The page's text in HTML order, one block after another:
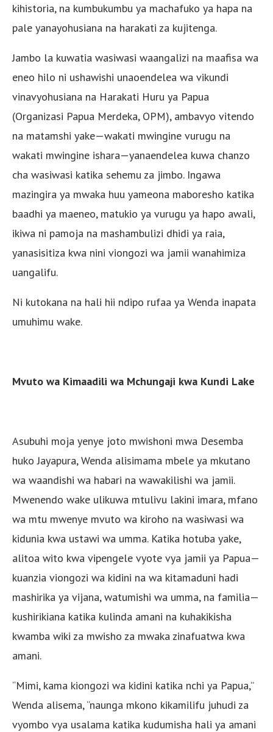
kihistoria, na kumbukumbu ya machafuko ya hapa na
pale yanayohusiana na harakati za kujitenga.
Jambo la kuwatia wasiwasi waangalizi na maafisa wa
eneo hilo ni ushawishi unaoendelea wa vikundi
vinavyohusiana na Harakati Huru ya Papua
(Organizasi Papua Merdeka, OPM), ambavyo vitendo
na matamshi yake—wakati mwingine vurugu na
wakati mwingine ishara—yanaendelea kuwa chanzo
cha wasiwasi katika sehemu za jimbo. Ingawa
mazingira ya mwaka huu yameona maboresho katika
baadhi ya maeneo, matukio ya vurugu ya hapo awali,
ikiwa ni pamoja na mashambulizi dhidi ya raia,
yanasisitiza kwa nini viongozi wa jamii wanahimiza
uangalifu.
Ni kutokana na hali hii ndipo rufaa ya Wenda inapata
umuhimu wake.
Mvuto wa Kimaadili wa Mchungaji kwa Kundi Lake
Asubuhi moja yenye joto mwishoni mwa Desemba
huko Jayapura, Wenda alisimama mbele ya mkutano
wa waandishi wa habari na wawakilishi wa jamii.
Mwenendo wake ulikuwa mtulivu lakini imara, mfano
wa mtu mwenye mvuto wa kiroho na wasiwasi wa
kidunia kwa ustawi wa umma. Katika hotuba yake,
alitoa wito kwa vipengele vyote vya jamii ya Papua—
kuanzia viongozi wa kidini na wa kitamaduni hadi
mashirika ya vijana, watumishi wa umma, na familia—
kushirikiana katika kulinda amani na kuhakikisha
kwamba wiki za mwisho za mwaka zinafuatwa kwa
amani.
“Mimi, kama kiongozi wa kidini katika nchi ya Papua,”
Wenda alisema, “naunga mkono kikamilifu juhudi za
vyombo vya usalama katika kudumisha hali ya amani